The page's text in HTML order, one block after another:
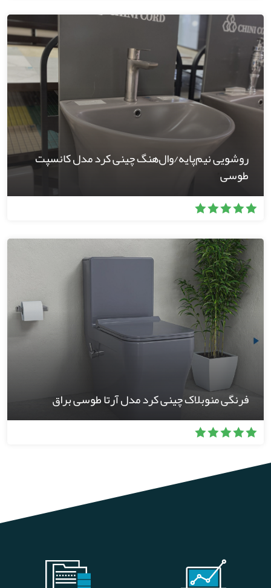
روشویی نیم‌پایه/وال‌هنگ چینی کرد مدل کانسپت
طوسی
فرنگی منوبلاک چینی کرد مدل آرتا طوسی براق